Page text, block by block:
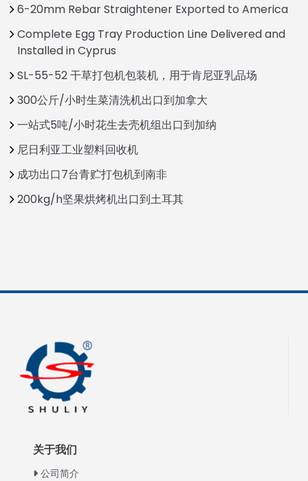
6-20mm Rebar Straightener Exported to America
Complete Egg Tray Production Line Delivered and
Installed in Cyprus
SL-55-52 干草打包机包装机，用于肯尼亚乳品场
300公斤/小时生菜清洗机出口到加拿大
一站式5吨/小时花生去壳机组出口到加纳
尼日利亚工业塑料回收机
成功出口7台青贮打包机到南非
200kg/h坚果烘烤机出口到土耳其
关于我们
公司简介